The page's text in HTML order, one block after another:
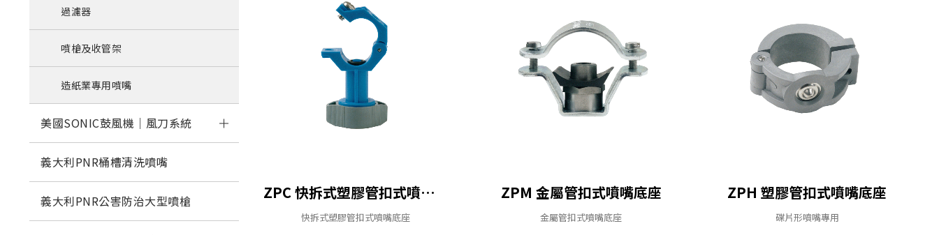
過濾器
噴槍及收管架
造紙業專用噴嘴
美國SONIC鼓風機｜風刀系統
義大利PNR桶槽清洗噴嘴
義大利PNR公害防治大型噴槍 ZPC 快拆式塑膠管扣式噴嘴底座
快拆式塑膠管扣式噴嘴底座
ZPM 金屬管扣式噴嘴底座
金屬管扣式噴嘴底座
ZPH 塑膠管扣式噴嘴底座
碟片形噴嘴專用